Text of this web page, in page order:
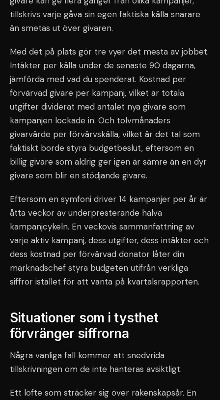
tillskrivs varje gåva sin egen faktiska källa snarare
än smetas ut över givaren.
Med det på plats gör tre vyer det mesta av jobbet.
Intäkter per källa under de senaste 90 dagarna,
jämförda med vad du spenderat. Kostnad per
förvärvad givare per kampanj, vilket är totala
utgifter dividerat med antalet nya givare som
kampanjen lockade in. Och tolvmånaders
givarvärde per förvärvskälla, vilket är det tal som
faktiskt borde styra budgetbeslut, eftersom en
billig givare som aldrig ger igen är sämre än en dyr
givare som blir en stödjande givare.
Eftersom en symfoni driver 14 kampanjer per år är
åtta veckor av underpresterande halva
kampanjcykeln. En veckovis sammanfattning av
varje aktiv kampanj, dess utgifter, dess intäkter och
dess kostnad per förvärvad donator låter din
marknadschef styra budgeten utifrån verkliga
siffror istället för att vänta på kvartalsrapporten.
Situationer som i tysthet
förvränger siffrorna
Några vanliga fall kommer att snedvrida
tillskrivningen om de inte hanteras avsiktligt.
Ett löfte som sträcker sig över räkenskapsår. En